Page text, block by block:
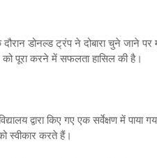
डोनल्ड ट्रंप ने दोबारा चुने जाने
को पूरा करने में सफलता हासिल की है।
द्वारा किए गए एक सर्वेक्षण में
स्वीकार करते हैं।